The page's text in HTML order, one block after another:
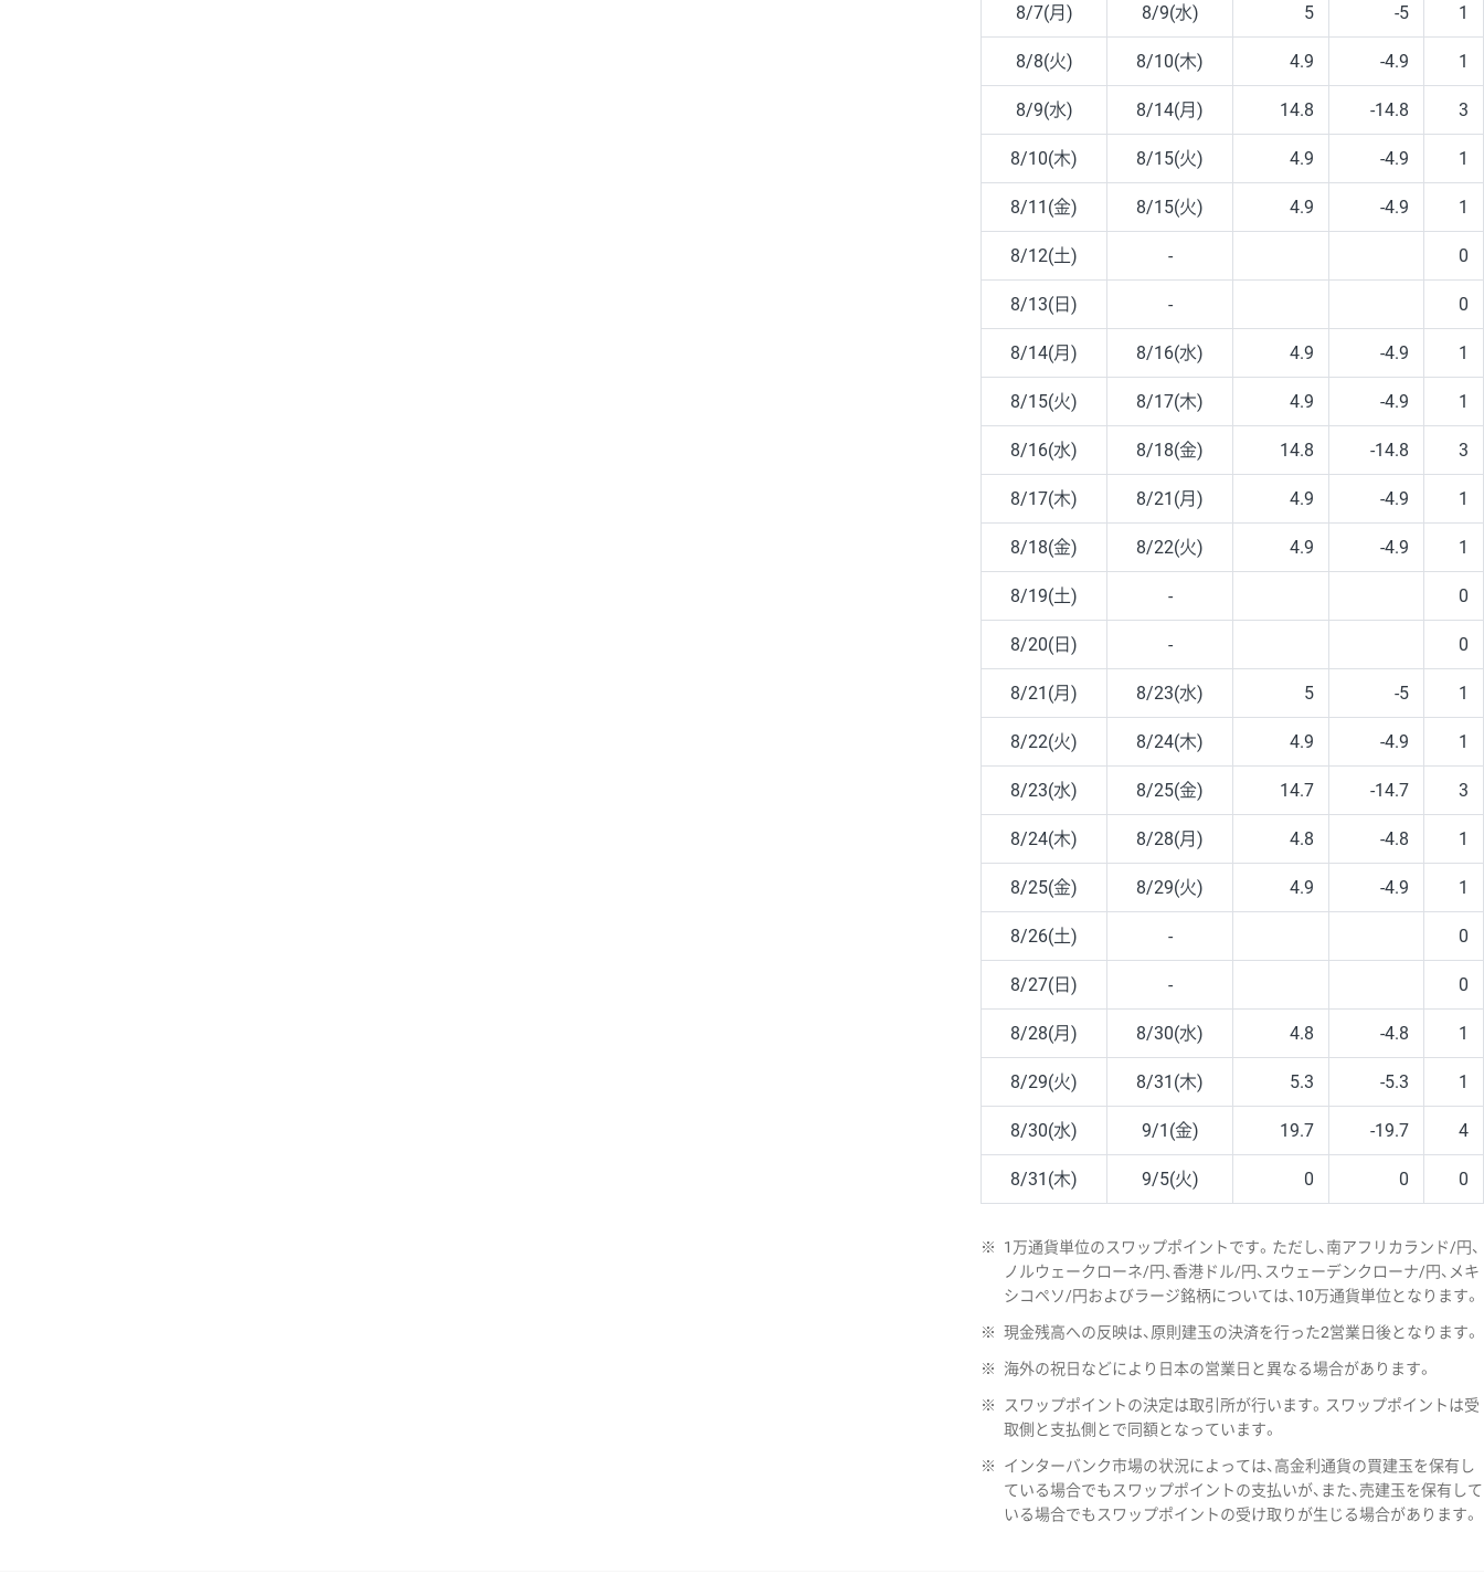
8/7(月) 8/9(水) 5 -5 1
8/8(火) 8/10(木) 4.9 -4.9 1
8/9(水) 8/14(月) 14.8 -14.8 3
8/10(木) 8/15(火) 4.9 -4.9 1
8/11(金) 8/15(火) 4.9 -4.9 1
8/12(土) - 0
8/13(日) - 0
8/14(月) 8/16(水) 4.9 -4.9 1
8/15(火) 8/17(木) 4.9 -4.9 1
8/16(水) 8/18(金) 14.8 -14.8 3
8/17(木) 8/21(月) 4.9 -4.9 1
8/18(金) 8/22(火) 4.9 -4.9 1
8/19(土) - 0
8/20(日) - 0
8/21(月) 8/23(水) 5 -5 1
8/22(火) 8/24(木) 4.9 -4.9 1
8/23(水) 8/25(金) 14.7 -14.7 3
8/24(木) 8/28(月) 4.8 -4.8 1
8/25(金) 8/29(火) 4.9 -4.9 1
8/26(土) - 0
8/27(日) - 0
8/28(月) 8/30(水) 4.8 -4.8 1
8/29(火) 8/31(木) 5.3 -5.3 1
8/30(水) 9/1(金) 19.7 -19.7 4
8/31(木) 9/5(火) 0 0 0
※
1万通貨単位のスワップポイントです。ただし、南アフリカランド/円、
ノルウェークローネ/円、香港ドル/円、スウェーデンクローナ/円、メキ
シコペソ/円およびラージ銘柄については、10万通貨単位となります。
※ 現金残高への反映は、原則建玉の決済を行った2営業日後となります。
※ 海外の祝日などにより日本の営業日と異なる場合があります。
※
スワップポイントの決定は取引所が行います。スワップポイントは受
取側と支払側とで同額となっています。
※
インターバンク市場の状況によっては、高金利通貨の買建玉を保有し
ている場合でもスワップポイントの支払いが、また、売建玉を保有して
いる場合でもスワップポイントの受け取りが生じる場合があります。